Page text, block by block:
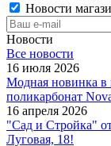
Новости
Новости
Все новости
16 июля 2026
Модная новинка в
поликарбонат
16 апреля 2026
"Сад и Стройка"
Луговая, 18!